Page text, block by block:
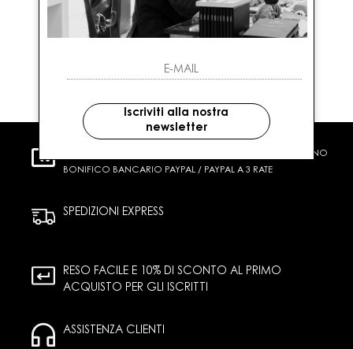
CARTA DI CREDITO CONTRASSEGNO
BONIFICO BANCARIO PAYPAL / PAYPAL A 3 RATE
SPEDIZIONI EXPRESS
RESO FACILE E 10% DI SCONTO AL PRIMO
ACQUISTO PER GLI ISCRITTI
ASSISTENZA CLIENTI
Iscriviti alla nostra
newsletter